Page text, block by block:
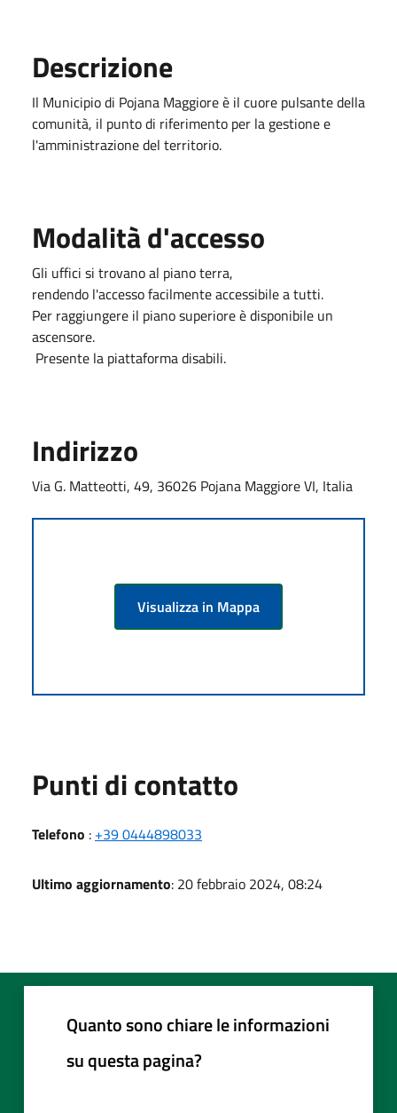
Descrizione
Il Municipio di Pojana Maggiore è il cuore pulsante della
comunità, il punto di riferimento per la gestione e
l'amministrazione del territorio.
Modalità d'accesso
Gli uffici si trovano al piano terra,
rendendo l'accesso facilmente accessibile a tutti.
Per raggiungere il piano superiore è disponibile un
ascensore.
Presente la piattaforma disabili.
Indirizzo
Via G. Matteotti, 49, 36026 Pojana Maggiore VI, Italia
Visualizza in Mappa
Punti di contatto
Telefono : +39 0444898033
Ultimo aggiornamento: 20 febbraio 2024, 08:24
Quanto sono chiare le informazioni
su questa pagina?